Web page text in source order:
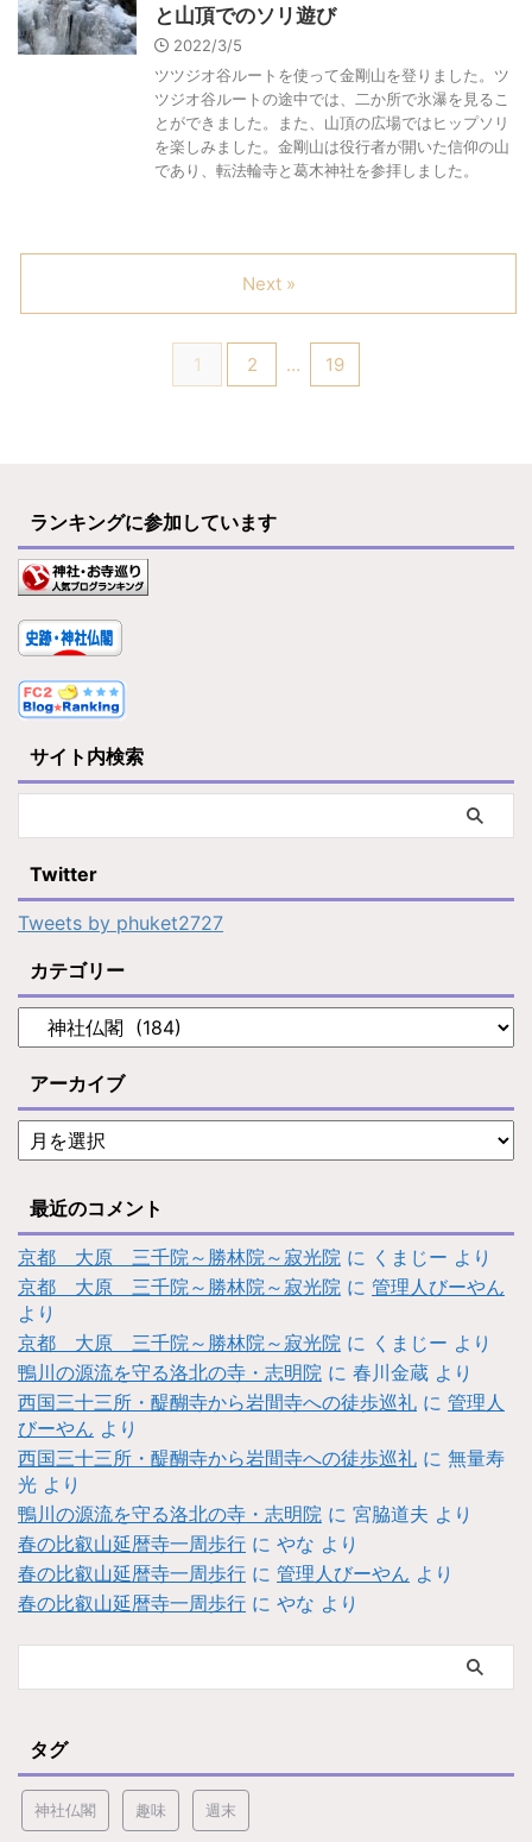
と山頂でのソリ遊び
2022/3/5
ツツジオ谷ルートを使って金剛山を登りました。ツ
ツジオ谷ルートの途中では、二か所で氷瀑を見るこ
とができました。また、山頂の広場ではヒップソリ
を楽しみました。金剛山は役行者が開いた信仰の山
であり、転法輪寺と葛木神社を参拝しました。
1 2 … 19
Next »
ランキングに参加しています
サイト内検索
Twitter
Tweets by phuket2727
カテゴリー
アーカイブ
最近のコメント
京都 大原 三千院～勝林院～寂光院 に くまじー より
京都 大原 三千院～勝林院～寂光院 に 管理人びーやん
より
京都 大原 三千院～勝林院～寂光院 に くまじー より
鴨川の源流を守る洛北の寺・志明院 に 春川金蔵 より
西国三十三所・醍醐寺から岩間寺への徒歩巡礼 に 管理人
びーやん より
西国三十三所・醍醐寺から岩間寺への徒歩巡礼 に 無量寿
光 より
鴨川の源流を守る洛北の寺・志明院 に 宮脇道夫 より
春の比叡山延暦寺一周歩行 に やな より
春の比叡山延暦寺一周歩行 に 管理人びーやん より
春の比叡山延暦寺一周歩行 に やな より
タグ
神社仏閣 趣味 週末